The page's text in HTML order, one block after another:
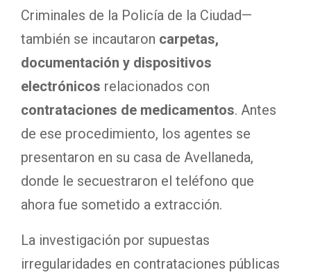
Criminales de la Policía de la Ciudad—
también se incautaron carpetas,
documentación y dispositivos
electrónicos relacionados con
contrataciones de medicamentos. Antes
de ese procedimiento, los agentes se
presentaron en su casa de Avellaneda,
donde le secuestraron el teléfono que
ahora fue sometido a extracción.
La investigación por supuestas
irregularidades en contrataciones públicas